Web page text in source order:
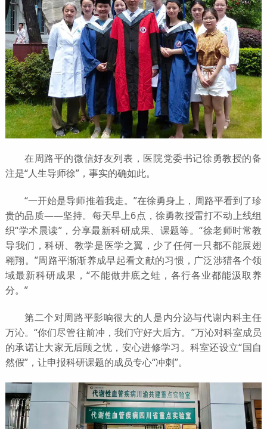
在周路平的微信好友列表，医院党委书记徐勇教授的备
注是“人生导师徐”，事实的确如此。
“一开始是导师推着我走。”在徐勇身上，周路平看到了珍
贵的品质——坚持。每天早上6点，徐勇教授雷打不动上线组
织“学术晨读”，分享最新科研成果、课题等。“徐老师时常教
导我们，科研、教学是医学之翼，少了任何一只都不能展翅
翱翔。”周路平渐渐养成早起看文献的习惯，广泛涉猎各个领
域最新科研成果，“不能做井底之蛙，各行各业都能汲取养
分。”
第二个对周路平影响很大的人是内分泌与代谢内科主任
万沁。“你们尽管往前冲，我们守好大后方。”万沁对科室成员
的承诺让大家无后顾之忧，安心进修学习。科室还设立“国自
然假”，让申报科研课题的成员专心“冲刺”。